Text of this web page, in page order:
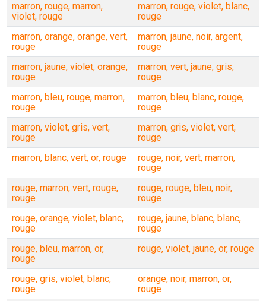
marron, rouge, marron,
violet, rouge
marron, rouge, violet, blanc,
rouge
marron, orange, orange, vert,
rouge
marron, jaune, noir, argent,
rouge
marron, jaune, violet, orange,
rouge
marron, vert, jaune, gris,
rouge
marron, bleu, rouge, marron,
rouge
marron, bleu, blanc, rouge,
rouge
marron, violet, gris, vert,
rouge
marron, gris, violet, vert,
rouge
marron, blanc, vert, or, rouge
rouge, noir, vert, marron,
rouge
rouge, marron, vert, rouge,
rouge
rouge, rouge, bleu, noir,
rouge
rouge, orange, violet, blanc,
rouge
rouge, jaune, blanc, blanc,
rouge
rouge, bleu, marron, or,
rouge
rouge, violet, jaune, or, rouge
rouge, gris, violet, blanc,
rouge
orange, noir, marron, or,
rouge